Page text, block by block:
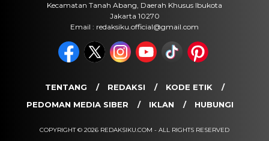
Kecamatan Tanah Abang, Daerah Khusus Ibukota
Jakarta 10270
Email : redaksiku.official@gmail.com
TENTANG REDAKSI
KODE ETIK
PEDOMAN MEDIA SIBER
IKLAN HUBUNGI
COPYRIGHT © 2026 REDAKSIKU.COM - ALL RIGHTS RESERVED